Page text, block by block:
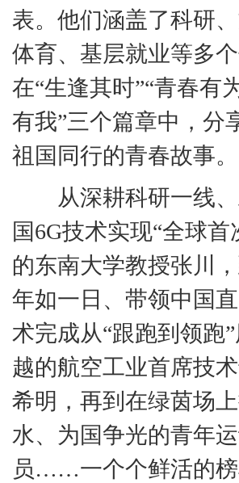
表。他们涵盖了科研、
体育、基层就业等多个
在“生逢其时”“青春有
有我”三个篇章中，分
祖国同行的青春故事。
从深耕科研一线
国6G技术实现“全球首
的东南大学教授张川
年如一日、带领中国
术完成从“跟跑到领跑”
越的航空工业首席技
希明，再到在绿茵场
水、为国争光的青年
员……一个个鲜活的